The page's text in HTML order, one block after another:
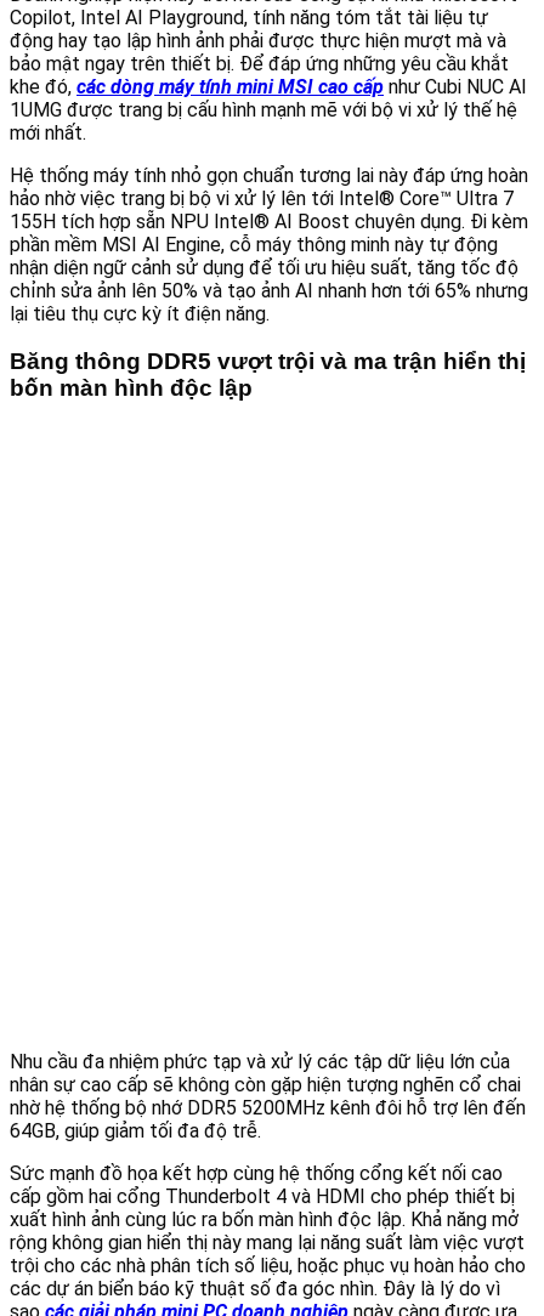
Copilot, Intel AI Playground, tính năng tóm tắt tài liệu tự
động hay tạo lập hình ảnh phải được thực hiện mượt mà và
bảo mật ngay trên thiết bị. Để đáp ứng những yêu cầu khắt
khe đó, các dòng máy tính mini MSI cao cấp như Cubi NUC AI
1UMG được trang bị cấu hình mạnh mẽ với bộ vi xử lý thế hệ
mới nhất.
Hệ thống máy tính nhỏ gọn chuẩn tương lai này đáp ứng hoàn
hảo nhờ việc trang bị bộ vi xử lý lên tới Intel® Core™ Ultra 7
155H tích hợp sẵn NPU Intel® AI Boost chuyên dụng. Đi kèm
phần mềm MSI AI Engine, cỗ máy thông minh này tự động
nhận diện ngữ cảnh sử dụng để tối ưu hiệu suất, tăng tốc độ
chỉnh sửa ảnh lên 50% và tạo ảnh AI nhanh hơn tới 65% nhưng
lại tiêu thụ cực kỳ ít điện năng.
Băng thông DDR5 vượt trội và ma trận hiển thị
bốn màn hình độc lập
Nhu cầu đa nhiệm phức tạp và xử lý các tập dữ liệu lớn của
nhân sự cao cấp sẽ không còn gặp hiện tượng nghẽn cổ chai
nhờ hệ thống bộ nhớ DDR5 5200MHz kênh đôi hỗ trợ lên đến
64GB, giúp giảm tối đa độ trễ.
Sức mạnh đồ họa kết hợp cùng hệ thống cổng kết nối cao
cấp gồm hai cổng Thunderbolt 4 và HDMI cho phép thiết bị
xuất hình ảnh cùng lúc ra bốn màn hình độc lập. Khả năng mở
rộng không gian hiển thị này mang lại năng suất làm việc vượt
trội cho các nhà phân tích số liệu, hoặc phục vụ hoàn hảo cho
các dự án biển báo kỹ thuật số đa góc nhìn. Đây là lý do vì